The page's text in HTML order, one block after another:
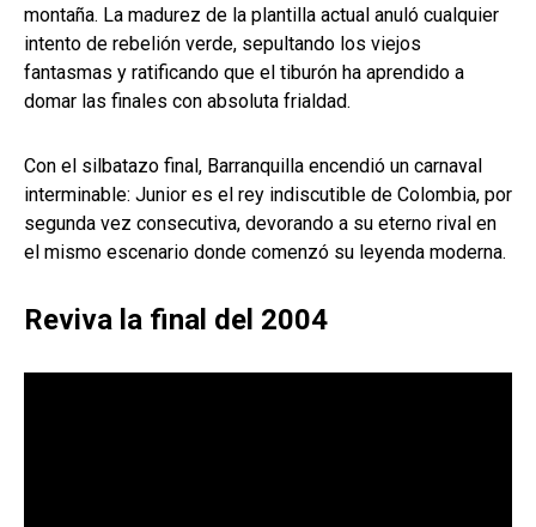
montaña. La madurez de la plantilla actual anuló cualquier
intento de rebelión verde, sepultando los viejos
fantasmas y ratificando que el tiburón ha aprendido a
domar las finales con absoluta frialdad.
Con el silbatazo final, Barranquilla encendió un carnaval
interminable: Junior es el rey indiscutible de Colombia, por
segunda vez consecutiva, devorando a su eterno rival en
el mismo escenario donde comenzó su leyenda moderna.
Reviva la final del 2004